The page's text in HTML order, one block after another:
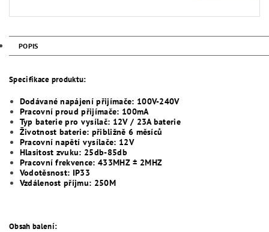
POPIS
Specifikace produktu:
Dodávané napájení přijímače: 100V-240V
Pracovní proud přijímače: 100mA
Typ baterie pro vysílač: 12V / 23A baterie
Životnost baterie: přibližně 6 měsíců
Pracovní napětí vysílače: 12V
Hlasitost zvuku: 25db-85db
Pracovní frekvence: 433MHZ ± 2MHZ
Vodotěsnost: IP33
Vzdálenost příjmu: 250M
Obsah balení: